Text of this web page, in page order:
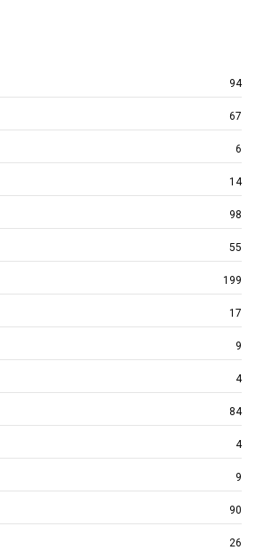
94
67
6
14
98
55
199
17
9
4
84
4
9
90
26